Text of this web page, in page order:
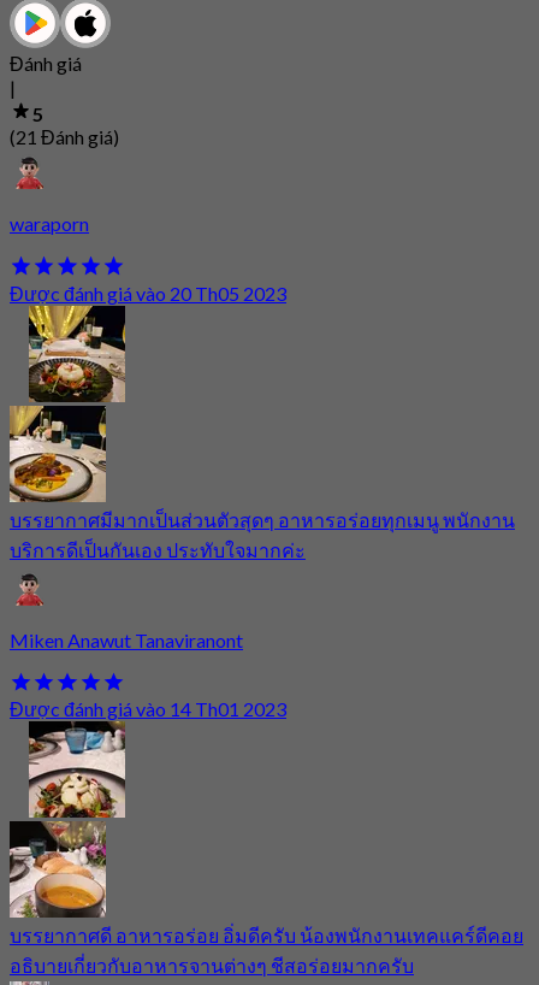
Đánh giá
|
5
(21 Đánh giá)
waraporn
Được đánh giá vào 20 Th05 2023
บรรยากาศมีมากเป็นส่วนตัวสุดๆ อาหารอร่อยทุกเมนู พนักงาน
บริการดีเป็นกันเอง ประทับใจมากค่ะ
Miken Anawut Tanaviranont
Được đánh giá vào 14 Th01 2023
บรรยากาศดี อาหารอร่อย อิ่มดีครับ น้องพนักงานเทคแคร์ดีคอย
อธิบายเกี่ยวกับอาหารจานต่างๆ ชีสอร่อยมากครับ